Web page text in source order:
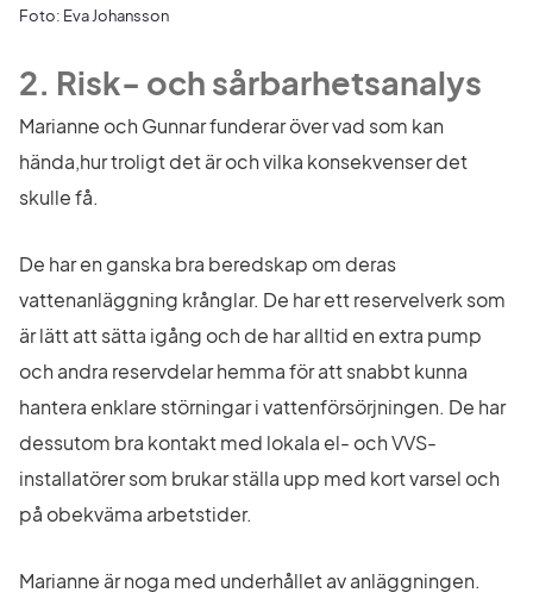
Foto: Eva Johansson
2. Risk- och sårbarhetsanalys
Marianne och Gunnar funderar över vad som kan
hända,hur troligt det är och vilka konsekvenser det
skulle få.
De har en ganska bra beredskap om deras
vattenanläggning krånglar. De har ett reservelverk som
är lätt att sätta igång och de har alltid en extra pump
och andra reservdelar hemma för att snabbt kunna
hantera enklare störningar i vattenförsörjningen. De har
dessutom bra kontakt med lokala el- och VVS-
installatörer som brukar ställa upp med kort varsel och
på obekväma arbetstider.
Marianne är noga med underhållet av anläggningen.